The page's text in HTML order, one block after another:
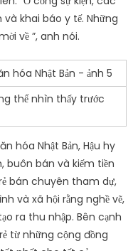
và khai báo y tế. Những
về ”, anh nói.
thể nhìn thấy trước
hóa Nhật Bản, Hậu hy
buôn bán và kiếm tiền
bán chuyên tham dự,
và xã hội rằng nghề vẽ,
ra thu nhập. Bên cạnh
từ những cộng đồng